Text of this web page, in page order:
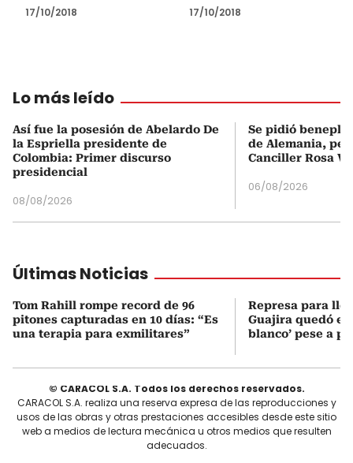
17/10/2018 17/10/2018
Lo más leído
Así fue la posesión de Abelardo De
la Espriella presidente de
Colombia: Primer discurso
presidencial
08/08/2026
Se pidió
de Alemania,
Canciller Rosa
06/08/2026
Últimas Noticias
Tom Rahill rompe record de 96
pitones capturadas en 10 días: “Es
una terapia para exmilitares”
Represa para
Guajira quedó en
blanco’ pese a
© CARACOL S.A. Todos los derechos reservados.
CARACOL S.A. realiza una reserva expresa de las reproducciones y
usos de las obras y otras prestaciones accesibles desde este sitio
web a medios de lectura mecánica u otros medios que resulten
adecuados.